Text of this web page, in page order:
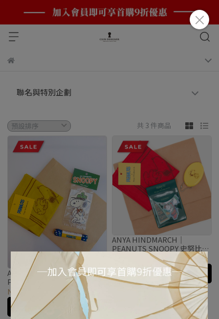
聯名與特別企劃
共 3 件商品
ANYA HINDMARCH｜
PEANUTS SNOOPY 史努比小
物組合C
NT$940 NT$1,880
加入購物車
ANYA HINDMARCH｜
PEANUTS SNOOPY 史努比小
NT$2,680
加入購物車